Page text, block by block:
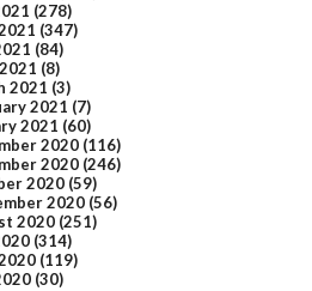
(278)
(347)
(84)
(8)
2021 (3)
2021 (7)
2021 (60)
2020 (116)
2020 (246)
2020 (59)
2020 (56)
2020 (251)
(314)
(119)
(30)